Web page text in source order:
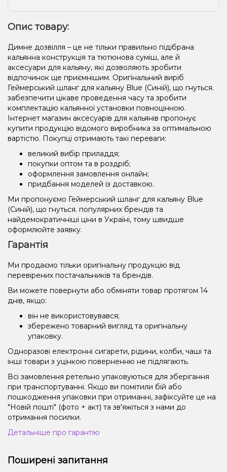
Опис товару:
Димне дозвілля – це не тільки правильно підібрана
кальянна конструкція та тютюнова суміш, але й
аксесуари для кальяну, які дозволяють зробити
відпочинок ще приємнішим. Оригінальний виріб
Геймерський шланг для кальяну Blue (Синій), що гнуться.
забезпечити цікаве проведення часу та зробити
комплектацію кальянної установки повноцінною.
Інтернет магазин аксесуарів для кальянів пропонує
купити продукцію відомого виробника за оптимальною
вартістю. Покупці отримають такі переваги:
великий вибір приладдя;
покупки оптом та в роздріб;
оформлення замовлення онлайн;
придбання моделей із доставкою.
Ми пропонуємо Геймерський шланг для кальяну Blue
(Синій), що гнуться. популярних брендів та
найдемократичніші ціни в Україні, тому швидше
оформлюйте заявку.
Гарантія
Ми продаємо тільки оригінальну продукцію від
перевірених постачальників та брендів.
Ви можете повернути або обміняти товар протягом 14
днів, якщо:
він не використовувався;
збережено товарний вигляд та оригінальну
упаковку.
Одноразові електронні сигарети, рідини, колби, чаші та
інші товари з уцінкою поверненню не підлягають.
Всі замовлення ретельно упаковуються для зберігання
при транспортуванні. Якщо ви помітили бій або
пошкодження упаковки при отриманні, зафіксуйте це на
"Новій пошті" (фото + акт) та зв'яжіться з нами до
отримання посилки.
Детальніше про гарантію
Поширені запитання